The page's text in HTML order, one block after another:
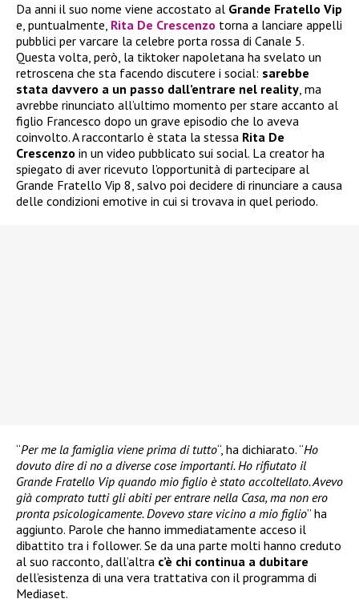
Da anni il suo nome viene accostato al Grande Fratello Vip
e, puntualmente, Rita De Crescenzo torna a lanciare appelli
pubblici per varcare la celebre porta rossa di Canale 5.
Questa volta, però, la tiktoker napoletana ha svelato un
retroscena che sta facendo discutere i social: sarebbe
stata davvero a un passo dall’entrare nel reality, ma
avrebbe rinunciato all’ultimo momento per stare accanto al
figlio Francesco dopo un grave episodio che lo aveva
coinvolto. A raccontarlo è stata la stessa Rita De
Crescenzo in un video pubblicato sui social. La creator ha
spiegato di aver ricevuto l’opportunità di partecipare al
Grande Fratello Vip 8, salvo poi decidere di rinunciare a causa
delle condizioni emotive in cui si trovava in quel periodo.
“Per me la famiglia viene prima di tutto“, ha dichiarato. “Ho
dovuto dire di no a diverse cose importanti. Ho rifiutato il
Grande Fratello Vip quando mio figlio è stato accoltellato. Avevo
già comprato tutti gli abiti per entrare nella Casa, ma non ero
pronta psicologicamente. Dovevo stare vicino a mio figlio” ha
aggiunto. Parole che hanno immediatamente acceso il
dibattito tra i follower. Se da una parte molti hanno creduto
al suo racconto, dall’altra c’è chi continua a dubitare
dell’esistenza di una vera trattativa con il programma di
Mediaset.